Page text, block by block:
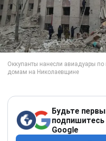
Будьте
подпишитесь
Google